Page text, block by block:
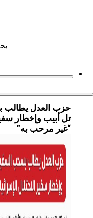
حزب العدل يطالب
تل أبيب وإخطار سفير
“غير مرحب به”